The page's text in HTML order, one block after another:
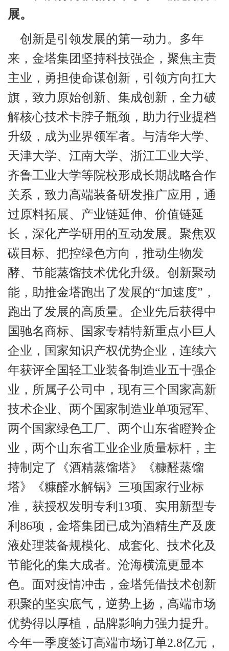
展。
创新是引领发展的第一动力。多年
来，金塔集团坚持科技强企，聚焦主责
主业，勇担使命谋创新，引领方向扛大
旗，致力原始创新、集成创新，全力破
解核心技术卡脖子瓶颈，助力行业提档
升级，成为业界领军者。与清华大学、
天津大学、江南大学、浙江工业大学、
齐鲁工业大学等院校形成长期战略合作
关系，致力高端装备研发推广应用，通
过原料拓展、产业链延伸、价值链延
长，深化产学研用的互动发展。聚焦双
碳目标、把控绿色方向，推动生物发
酵、节能蒸馏技术优化升级。创新聚动
能，助推金塔跑出了发展的“加速度”，
跑出了发展的高质量。企业先后获得中
国驰名商标、国家专精特新重点小巨人
企业，国家知识产权优势企业，连续六
年获评全国轻工业装备制造业五十强企
业，所属子公司中，现有三个国家高新
技术企业、两个国家制造业单项冠军、
两个国家绿色工厂、两个山东省瞪羚企
业，两个山东省工业企业质量标杆，主
持制定了《酒精蒸馏塔》《糠醛蒸馏
塔》《糠醛水解锅》三项国家行业标
准，获授权发明专利13项、实用新型专
利86项，金塔集团已成为酒精生产及废
液处理装备规模化、成套化、技术化及
节能化的集大成者。沧海横流更显本
色。面对疫情冲击，金塔凭借技术创新
积聚的坚实底气，逆势上扬，高端市场
优势得以厚植，品牌影响力强力提升。
今年一季度签订高端市场订单2.8亿元，